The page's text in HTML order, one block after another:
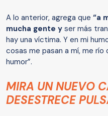
A lo anterior, agrega que “a
mucha gente y ser más
hay una víctima. Y en mi
cosas me pasan a mí, me río
humor”.
MIRA UN NUEVO
DESESTRECE